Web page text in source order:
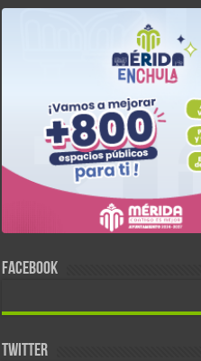
FACEBOOK
TWITTER